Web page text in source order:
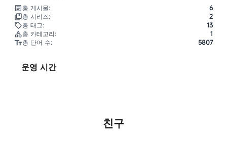
총 게시물:
6
총 시리즈:
2
총 태그:
13
총 카테고리:
1
총 단어 수:
5807
운영 시간
친구